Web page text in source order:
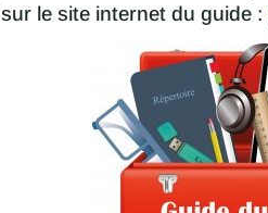
sur le site internet du guide :